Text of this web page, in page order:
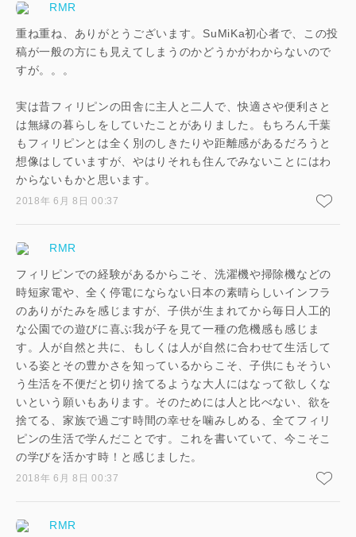
RMR
重ね重ね、ありがとうございます。SuMiKa初心者で、この投
稿が一般の方にも見えてしまうのかどうかがわからないので
すが。。。
実は昔フィリピンの田舎に主人と二人で、快適さや便利さと
は無縁の暮らしをしていたことがありました。もちろん千葉
もフィリピンとは全く別のしきたりや距離感があるだろうと
想像はしていますが、やはりそれも住んでみないことにはわ
からないもかと思います。
2018年 6月 8日 00:37
RMR
フィリピンでの経験があるからこそ、洗濯機や掃除機などの
時短家電や、全く停電にならない日本の素晴らしいインフラ
のありがたみを感じますが、子供が生まれてから毎日人工的
な公園での遊びに喜ぶ我が子を見て一種の危機感も感じま
す。人が自然と共に、もしくは人が自然に合わせて生活して
いる姿とその豊かさを知っているからこそ、子供にもそうい
う生活を不便だと切り捨てるような大人にはなって欲しくな
いという願いもあります。そのためには人と比べない、欲を
捨てる、家族で過ごす時間の幸せを噛みしめる、全てフィリ
ピンの生活で学んだことです。これを書いていて、今こそこ
の学びを活かす時！と感じました。
2018年 6月 8日 00:37
RMR